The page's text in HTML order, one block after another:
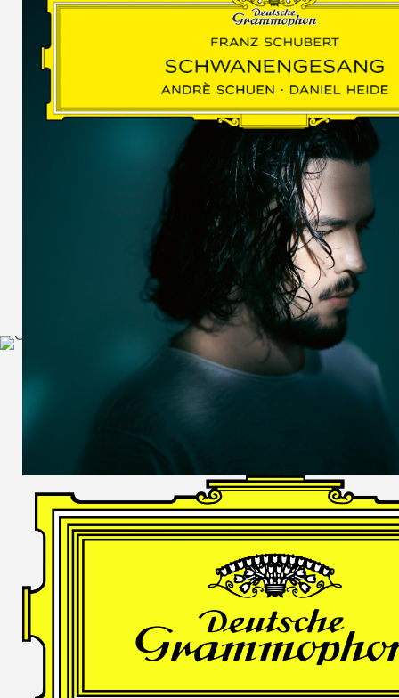
SCHUMANN
WOLF
MARTIN
SCHUMANN,
LIEDERKREIS
OP. 24
SECHS
MONOLOGE
AUS
JEDERMANN
GESÄNGE
Andrè Schuen,
Baritone
Daniel Heide,
Piano